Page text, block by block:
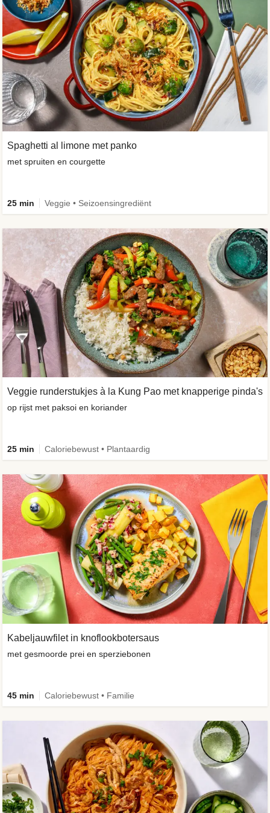
Spaghetti al limone met panko
met spruiten en courgette
25 min Veggie • Seizoensingrediënt
Veggie runderstukjes à la Kung Pao met knapperige pinda's
op rijst met paksoi en koriander
25 min Caloriebewust • Plantaardig
Kabeljauwfilet in knoflookbotersaus
met gesmoorde prei en sperziebonen
45 min Caloriebewust • Familie